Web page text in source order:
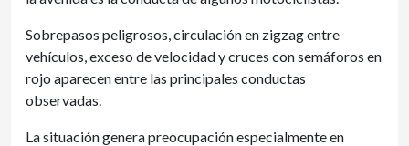
Sobrepasos peligrosos, circulación en zigzag entre
vehículos, exceso de velocidad y cruces con semáforos en
rojo aparecen entre las principales conductas
observadas.
La situación genera preocupación especialmente en